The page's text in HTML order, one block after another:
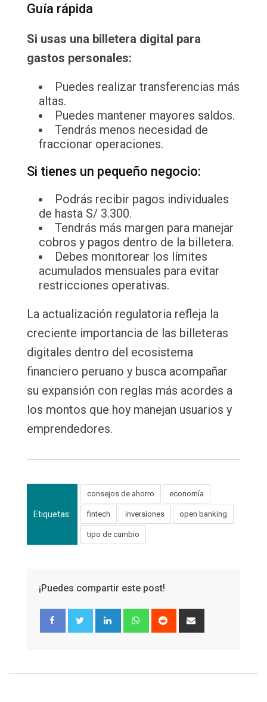
Guía rápida
Si usas una billetera digital para
gastos personales:
Puedes realizar transferencias más
altas.
Puedes mantener mayores saldos.
Tendrás menos necesidad de
fraccionar operaciones.
Si tienes un pequeño negocio:
Podrás recibir pagos individuales
de hasta S/ 3.300.
Tendrás más margen para manejar
cobros y pagos dentro de la billetera.
Debes monitorear los límites
acumulados mensuales para evitar
restricciones operativas.
La actualización regulatoria refleja la
creciente importancia de las billeteras
digitales dentro del ecosistema
financiero peruano y busca acompañar
su expansión con reglas más acordes a
los montos que hoy manejan usuarios y
emprendedores.
Etiquetas:
consejos de ahorro economía
fintech inversiones open banking
tipo de cambio
¡Puedes compartir este post!
LinkedInWhatsapp
Reddit
via